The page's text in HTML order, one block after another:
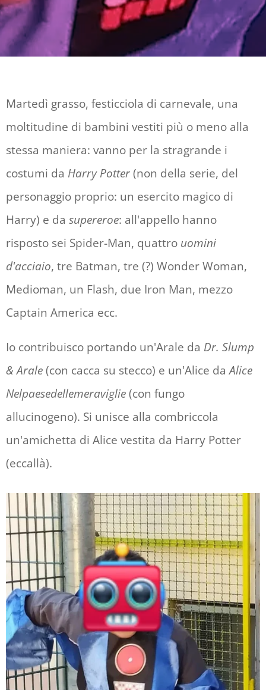
Martedì grasso, festicciola di carnevale, una
moltitudine di bambini vestiti più o meno alla
stessa maniera: vanno per la stragrande i
costumi da Harry Potter(non della serie, del
personaggio proprio: un esercito magico di
Harry) e da supereroe: all'appello hanno
risposto sei Spider-Man, quattro uomini
d'acciaio, tre Batman, tre (?) Wonder Woman,
Medioman, un Flash, due Iron Man, mezzo
Captain America ecc.
Io contribuisco portando un'Arale da Dr. Slump
& Arale(con cacca su stecco) e un'Alice daAlice
Nelpaesedellemeraviglie(con fungo
allucinogeno). Si unisce alla combriccola
un'amichetta di Alice vestita da Harry Potter
(eccallà).